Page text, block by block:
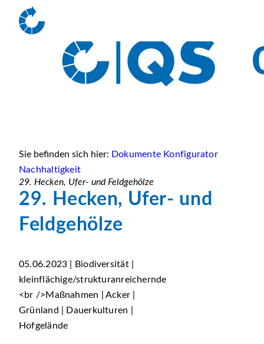
Sie befinden sich hier: Dokumente Konfigurator
Nachhaltigkeit
29. Hecken, Ufer- und Feldgehölze
29. Hecken, Ufer- und
Feldgehölze
05.06.2023 | Biodiversität |
kleinflächige/strukturanreichernde
<br />Maßnahmen | Acker |
Grünland | Dauerkulturen |
Hofgelände